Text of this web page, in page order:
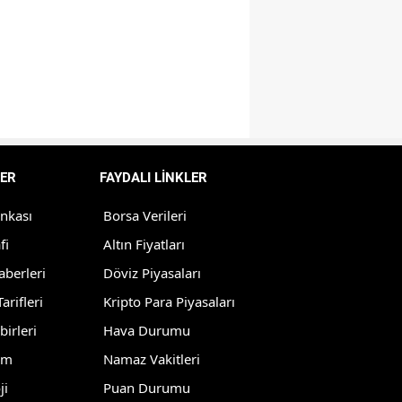
Tekirdağ
Tokat
Trabzon
Şanlıurfa
Uşak
Van
FAYDALI LİNKLER
Borsa Verileri
Altın Fiyatları
Döviz Piyasaları
Kripto Para Piyasaları
Hava Durumu
Namaz Vakitleri
Puan Durumu